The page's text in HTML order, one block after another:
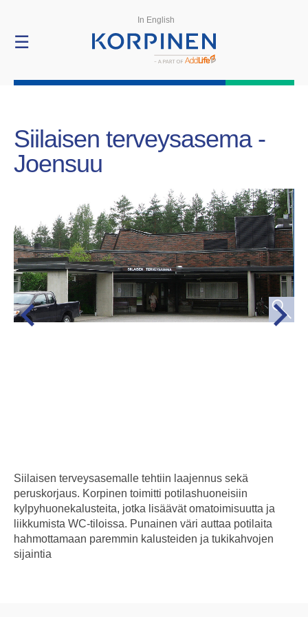
ReferenssitIn English
☰
Siilaisen terveysasema -
Joensuu
Siilaisen terveysasemalle tehtiin laajennus sekä
peruskorjaus. Korpinen toimitti potilashuoneisiin
kylpyhuonekalusteita, jotka lisäävät omatoimisuutta ja
liikkumista WC-tiloissa. Punainen väri auttaa potilaita
hahmottamaan paremmin kalusteiden ja tukikahvojen
sijaintia